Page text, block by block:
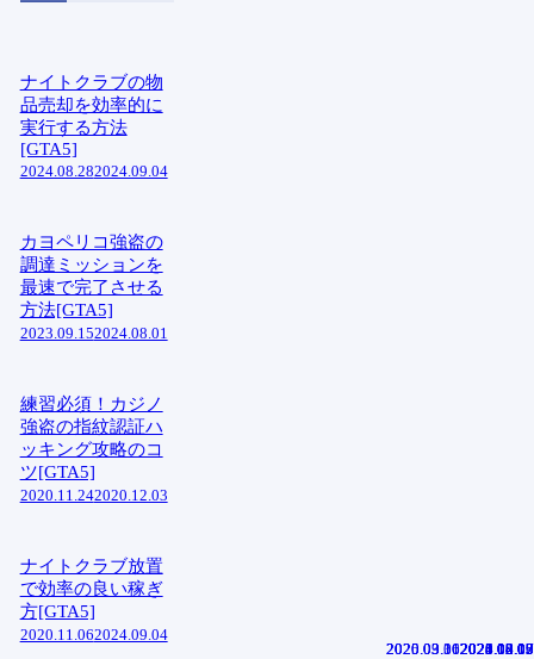
2020.09.302020.12.09
2020.03.112020.06.05
2021.08.07
2023.10.05
2025.08.13
2025.03.062025.04.10
2025.02.07
2024.12.17
ナイトクラブの物
品売却を効率的に
実行する方法
[GTA5]
2024.08.282024.09.04
カヨペリコ強盗の
調達ミッションを
最速で完了させる
方法[GTA5]
2023.09.152024.08.01
練習必須！カジノ
強盗の指紋認証ハ
ッキング攻略のコ
ツ[GTA5]
2020.11.242020.12.03
ナイトクラブ放置
で効率の良い稼ぎ
方[GTA5]
2020.11.062024.09.04